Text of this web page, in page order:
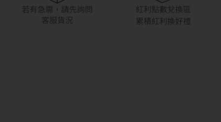
若有急需，請先詢問
客服貨況
紅利點數兌換區
累積紅利換好禮